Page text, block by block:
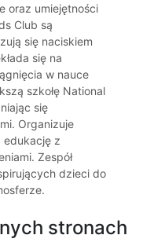
oraz umiejętności
Club są
się naciskiem
się na
w nauce
szkołę National
się
Organizuje
edukację z
Zespół
dzieci do
stronach